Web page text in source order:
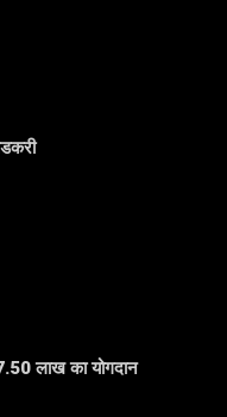
लाख का योगदान